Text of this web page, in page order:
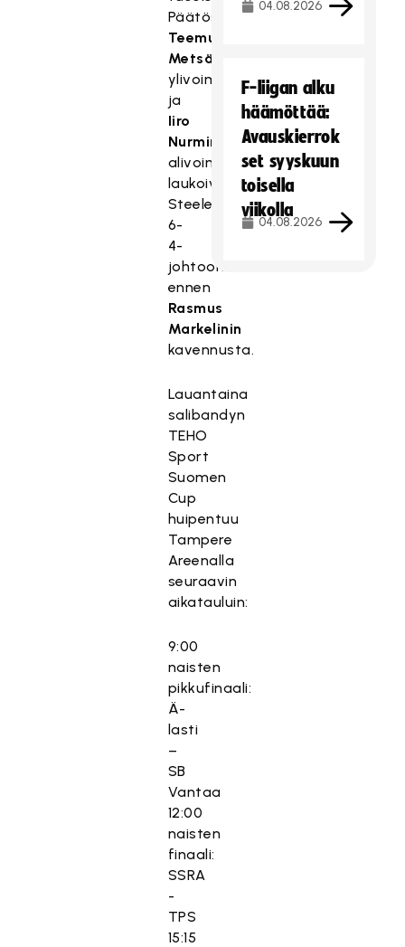
Päätösjaksolla
Teemu
Metsälä
ylivoimalla
ja
Iiro
Nurminen
alivoimalla
laukoivat
Steelersin
6-
4-
johtoon
ennen
Rasmus
Markelinin
kavennusta.
Lauantaina
salibandyn
TEHO
Sport
Suomen
Cup
huipentuu
Tampere
Areenalla
seuraavin
aikatauluin:
9:00
naisten
pikkufinaali:
Ä-
lasti
–
SB
Vantaa
12:00
naisten
finaali:
SSRA
-
TPS
15:15
04.08.2026
F-liigan alku
häämöttää:
Avauskierrok
set syyskuun
toisella
viikolla
04.08.2026